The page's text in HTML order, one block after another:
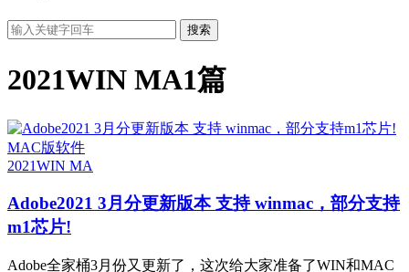
搜索
2021WIN MA1篇
MAC版软件
2021WIN MA
Adobe2021 3月分更新版本 支持 winmac，部分支持
m1芯片!
Adobe全家桶3月份又更新了，这次给大家准备了WIN和MAC